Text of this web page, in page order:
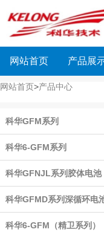
网站首页 产品展
网站首页>产品中心
科华GFM系列
科华6-GFM系列
科华GFNJL系列胶体电池
科华GFMD系列深循环电
科华6-GFM（精卫系列）